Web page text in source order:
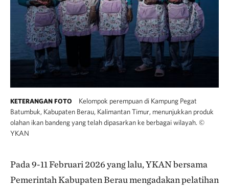
KETERANGAN FOTO
Kelompok perempuan di Kampung Pegat
Batumbuk, Kabupaten Berau, Kalimantan Timur, menunjukkan produk
olahan ikan bandeng yang telah dipasarkan ke berbagai wilayah. ©
YKAN
Pada 9-11 Februari 2026 yang lalu, YKAN bersama
Pemerintah Kabupaten Berau mengadakan pelatihan